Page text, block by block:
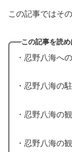
この記事ではそ
この記事を読
・忍野八海へ
・忍野八海の
・忍野八海の
・忍野八海の